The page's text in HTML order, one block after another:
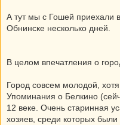
А тут мы с Гошей приехали
Обнинске несколько дней.
В целом впечатления о
Город совсем молодой, хотя
Упоминания о Белкино
12 веке. Очень старинная
хозяев, среди которых были